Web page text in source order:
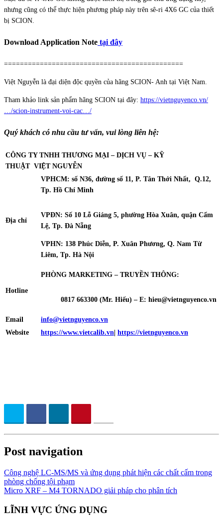
nhưng cũng có thể thực hiện phương pháp này trên sê-ri 4X6 GC của thiết
bị SCION.
Download Application Note tại đây
=============================================
Việt Nguyễn là đại diện độc quyền của hãng SCION- Anh tại Việt Nam.
Tham khảo link sản phẩm hãng SCION tại đây: https://vietnguyenco.vn/
…/scion-instrument-voi-cac…/
Quý khách có nhu cầu tư vấn, vui lòng liên hệ:
CÔNG TY TNHH THƯƠNG MẠI – DỊCH VỤ – KỸ
THUẬT VIỆT NGUYỄN
Địa chỉ
VPHCM: số N36, đường số 11, P. Tân Thới Nhất, Q.12,
Tp. Hồ Chí Minh
VPĐN: Số 10 Lỗ Giáng 5, phường Hòa Xuân, quận Cẩm
Lệ, Tp. Đà Nẵng
VPHN: 138 Phúc Diễn, P. Xuân Phương, Q. Nam Từ
Liêm, Tp. Hà Nội
Hotline
PHÒNG MARKETING – TRUYỀN THÔNG:
0817 663300 (Mr. Hiếu) – E: hieu@vietnguyenco.vn
Email
info@vietnguyenco.vn
Website
https://www.vietcalib.vn https://vietnguyenco.vn
Post navigation
Công nghệ LC-MS/MS và ứng dụng phát hiện các chất cấm trong
phòng chống tội phạm
Micro XRF – M4 TORNADO giải pháp cho phân tích
LĨNH VỰC ỨNG DỤNG